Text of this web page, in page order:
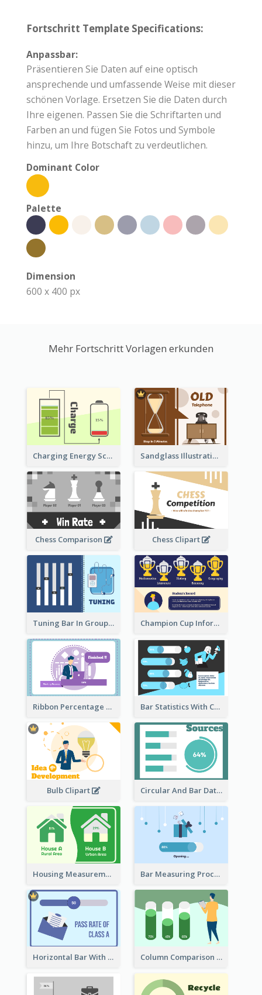
Fortschritt Template Specifications:
Anpassbar:
Präsentieren Sie Daten auf eine optisch
ansprechende und umfassende Weise mit dieser
schönen Vorlage. Ersetzen Sie die Daten durch
Ihre eigenen. Passen Sie die Schriftarten und
Farben an und fügen Sie Fotos und Symbole
hinzu, um Ihre Botschaft zu verdeutlichen.
Dominant Color
Palette
Dimension
600 x 400 px
Mehr Fortschritt Vorlagen erkunden
Charging Energy Schematic Diagram Sandglass Illustration About Telephone
Chess Comparison Chess Clipart
Tuning Bar In Groups Champion Cup Informative Record
Ribbon Percentage Measurement Bar Statistics With Comparison
Bulb Clipart Circular And Bar Data
Housing Measurement Comparison Bar Measuring Process
Horizontal Bar With Button Column Comparison Record